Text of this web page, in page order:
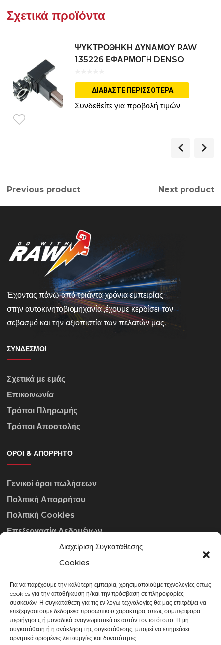
Διαχείριση Συγκατάθεσης
Cookies
Για να παρέχουμε την καλύτερη εμπειρία, χρησιμοποιούμε τεχνολογίες όπως
cookies για την αποθήκευση ή/και την πρόσβαση σε πληροφορίες
συσκευών. Η συγκατάθεση για τις εν λόγω τεχνολογίες θα μας επιτρέψει να
επεξεργαστούμε δεδομένα προσωπικού χαρακτήρα, όπως συμπεριφορά
περιήγησης ή μοναδικά αναγνωριστικά σε αυτόν τον ιστότοπο. Η μη
συγκατάθεση ή η ανάκληση της συγκατάθεσης, μπορεί να επηρεάσει
αρνητικά ορισμένες λειτουργίες και δυνατότητες.
Σχετικά προϊόντα
ΨΥΚΤΡΟΘΗΚΗ ΔΥΝΑΜΟΥ RAW
135226 ΕΦΑΡΜΟΓΗ DENSO
ΔΙΑΒΆΣΤΕ ΠΕΡΙΣΣΌΤΕΡΑ
Συνδεθείτε για προβολή τιμών
Previous product Next product
Έχοντας πάνω από τριάντα χρόνια εμπειρίας
στην αυτοκινητοβιομηχανία ,έχουμε κερδίσει τον
σεβασμό και την αξιοπιστία των πελατών μας.
ΣΎΝΔΕΣΜΟΙ
Σχετικά με εμάς
Επικοινωνία
Τρόποι Πληρωμής
Τρόποι Αποστολής
ΌΡΟΙ & ΑΠΌΡΡΗΤΟ
Γενικοί όροι πωλήσεων
Πολιτική Απορρήτου
Πολιτική Cookies
Επεξεργασία Δεδομένων
ΣΤΟΙΧΕΊΑ ΕΠΙΚΟΙΝΩΝΊΑΣ
info@gowithraw.gr
24310 35062
Δευ. - Παρ. 08:00 - 20:00